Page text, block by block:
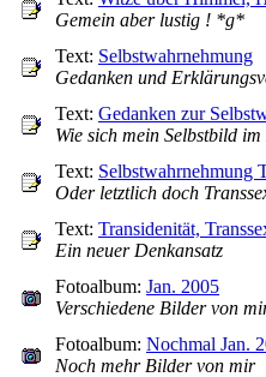
Gemein aber lustig ! *g*
Text: Selbstwahrnehmung
Gedanken und
Text: Gedanken zur
Wie sich mein Selbstbild
Text: Selbstwahrnehmung
Oder letztlich doch
Text: Transidenität,
Ein neuer Denkansatz
Fotoalbum: Jan. 2005
Verschiedene Bilder von
Fotoalbum: Nochmal Jan.
Noch mehr Bilder von mir